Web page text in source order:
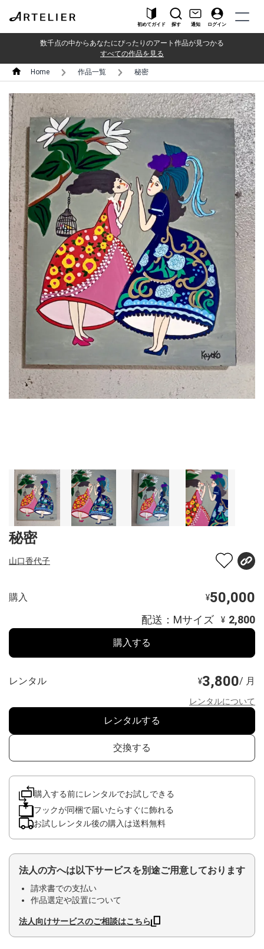
初めてガイド 探す 通知 ログイン
数千点の中からあなたにぴったりのアート作品が見つかる
すべての作品を見る
Home 作品一覧 秘密
秘密
山口香代子
購入 ¥50,000
配送：Mサイズ ¥ 2,800
購入する
レンタル ¥3,800/ 月
レンタルについて
レンタルする
交換する
購入する前にレンタルでお試しできる
フックが同梱で届いたらすぐに飾れる
お試しレンタル後の購入は送料無料
法人の方へは以下サービスを別途ご用意しております
請求書での支払い
作品選定や設置について
法人向けサービスのご相談はこちら